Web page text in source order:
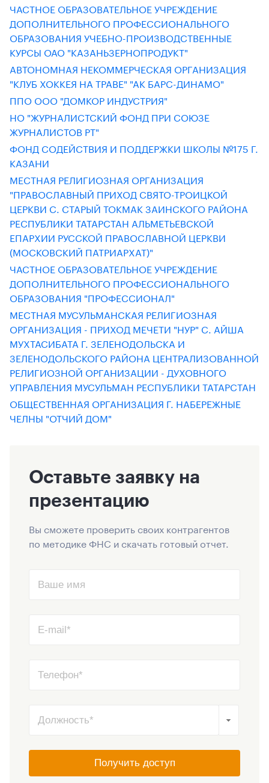
ЧАСТНОЕ ОБРАЗОВАТЕЛЬНОЕ УЧРЕЖДЕНИЕ
ДОПОЛНИТЕЛЬНОГО ПРОФЕССИОНАЛЬНОГО
ОБРАЗОВАНИЯ УЧЕБНО-ПРОИЗВОДСТВЕННЫЕ
КУРСЫ ОАО "КАЗАНЬЗЕРНОПРОДУКТ"
АВТОНОМНАЯ НЕКОММЕРЧЕСКАЯ ОРГАНИЗАЦИЯ
"КЛУБ ХОККЕЯ НА ТРАВЕ" "АК БАРС-ДИНАМО"
ППО ООО "ДОМКОР ИНДУСТРИЯ"
НО "ЖУРНАЛИСТСКИЙ ФОНД ПРИ СОЮЗЕ
ЖУРНАЛИСТОВ РТ"
ФОНД СОДЕЙСТВИЯ И ПОДДЕРЖКИ ШКОЛЫ №175 Г.
КАЗАНИ
МЕСТНАЯ РЕЛИГИОЗНАЯ ОРГАНИЗАЦИЯ
"ПРАВОСЛАВНЫЙ ПРИХОД СВЯТО-ТРОИЦКОЙ
ЦЕРКВИ С. СТАРЫЙ ТОКМАК ЗАИНСКОГО РАЙОНА
РЕСПУБЛИКИ ТАТАРСТАН АЛЬМЕТЬЕВСКОЙ
ЕПАРХИИ РУССКОЙ ПРАВОСЛАВНОЙ ЦЕРКВИ
(МОСКОВСКИЙ ПАТРИАРХАТ)"
ЧАСТНОЕ ОБРАЗОВАТЕЛЬНОЕ УЧРЕЖДЕНИЕ
ДОПОЛНИТЕЛЬНОГО ПРОФЕССИОНАЛЬНОГО
ОБРАЗОВАНИЯ "ПРОФЕССИОНАЛ"
МЕСТНАЯ МУСУЛЬМАНСКАЯ РЕЛИГИОЗНАЯ
ОРГАНИЗАЦИЯ - ПРИХОД МЕЧЕТИ "НУР" С. АЙША
МУХТАСИБАТА Г. ЗЕЛЕНОДОЛЬСКА И
ЗЕЛЕНОДОЛЬСКОГО РАЙОНА ЦЕНТРАЛИЗОВАННОЙ
РЕЛИГИОЗНОЙ ОРГАНИЗАЦИИ - ДУХОВНОГО
УПРАВЛЕНИЯ МУСУЛЬМАН РЕСПУБЛИКИ ТАТАРСТАН
ОБЩЕСТВЕННАЯ ОРГАНИЗАЦИЯ Г. НАБЕРЕЖНЫЕ
ЧЕЛНЫ "ОТЧИЙ ДОМ"
Оставьте заявку на
презентацию
Вы сможете проверить своих контрагентов
по методике ФНС и скачать готовый отчет.
Получить доступ